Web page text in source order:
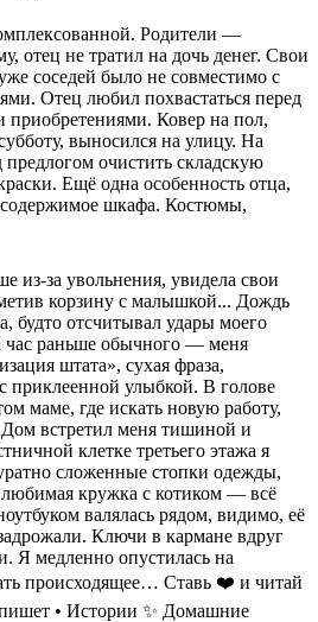
Родители —
отец не тратил на дочь денег. Свои
соседей было не совместимо с
Отец любил похвастаться перед
Ковер на пол,
выносился на улицу. На
очистить складскую
Ещё одна особенность отца,
содержимое шкафа. Костюмы,
из‑за увольнения, увидела свои
корзину с малышкой... Дождь
будто отсчитывал удары моего
час раньше обычного — меня
штата», сухая фраза,
приклеенной улыбкой. В голове
маме, где искать новую работу,
встретил меня тишиной и
клетке третьего этажа я
сложенные стопки одежды,
кружка с котиком — всё
валялась рядом, видимо, её
Ключи в кармане вдруг
Я медленно опустилась на
происходящее… Ставь ❤️ и читай
• Истории ✨ Домашние